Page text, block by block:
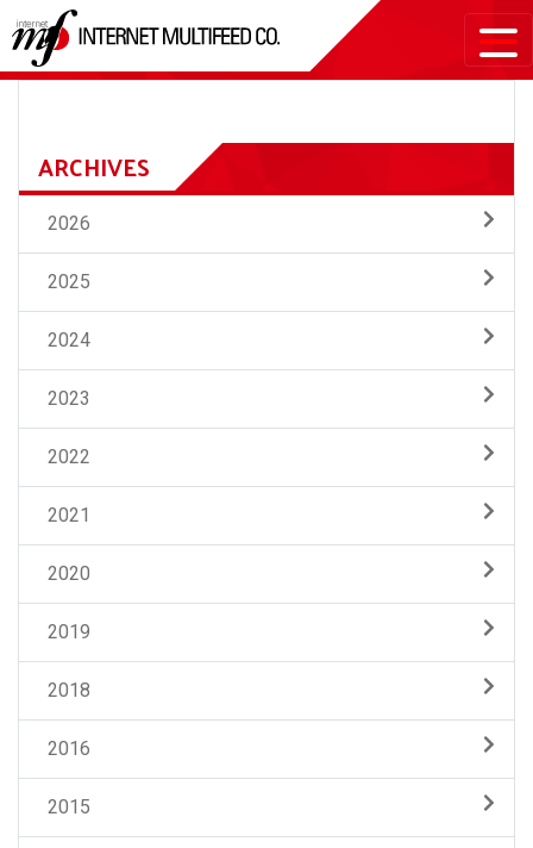
ARCHIVES
2026
2025
2024
2023
2022
2021
2020
2019
2018
2016
2015